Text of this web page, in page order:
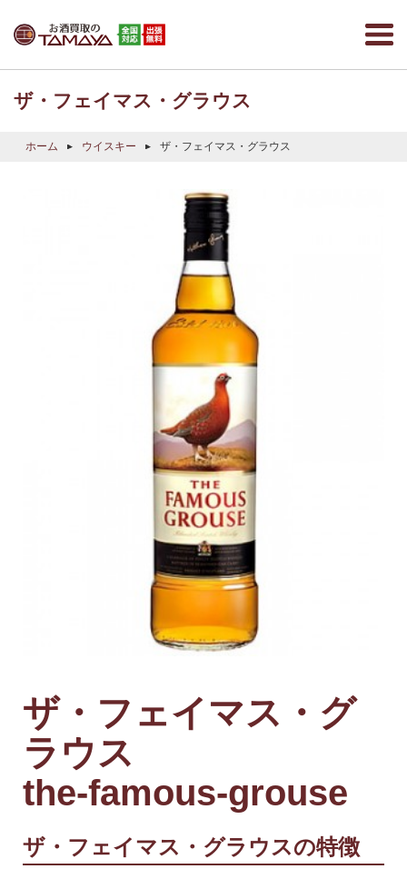
ザ・フェイマス・グラウス
ホーム ウイスキー ザ・フェイマス・グラウス
ザ・フェイマス・グ
ラウス
the-famous-grouse
ザ・フェイマス・グラウスの特徴